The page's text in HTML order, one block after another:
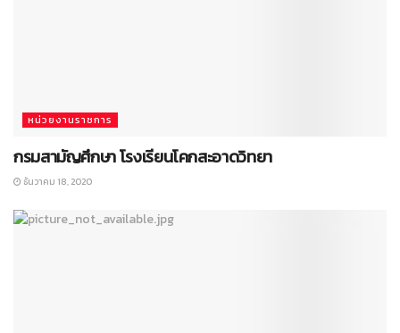
หน่วยงานราชการ
กรมสามัญศึกษา โรงเรียนโคกสะอาดวิทยา
ธันวาคม 18, 2020